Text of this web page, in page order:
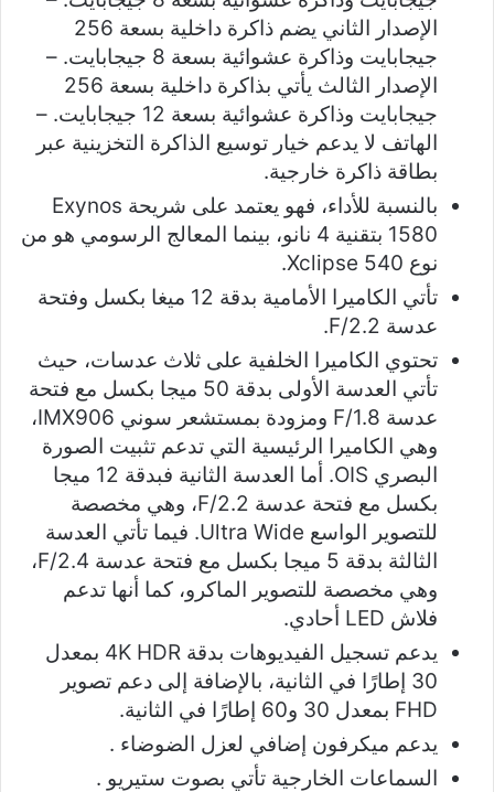
الإصدار الثاني يضم ذاكرة داخلية بسعة 256
جيجابايت وذاكرة عشوائية بسعة 8 جيجابايت. –
الإصدار الثالث يأتي بذاكرة داخلية بسعة 256
جيجابايت وذاكرة عشوائية بسعة 12 جيجابايت. –
الهاتف لا يدعم خيار توسيع الذاكرة التخزينية عبر
بطاقة ذاكرة خارجية.
بالنسبة للأداء، فهو يعتمد على شريحة Exynos
1580 بتقنية 4 نانو، بينما المعالج الرسومي هو من
نوع Xclipse 540.
تأتي الكاميرا الأمامية بدقة 12 ميغا بكسل وفتحة
عدسة F/2.2.
تحتوي الكاميرا الخلفية على ثلاث عدسات، حيث
تأتي العدسة الأولى بدقة 50 ميجا بكسل مع فتحة
عدسة F/1.8 ومزودة بمستشعر سوني IMX906،
وهي الكاميرا الرئيسية التي تدعم تثبيت الصورة
البصري OIS. أما العدسة الثانية فبدقة 12 ميجا
بكسل مع فتحة عدسة F/2.2، وهي مخصصة
للتصوير الواسع Ultra Wide. فيما تأتي العدسة
الثالثة بدقة 5 ميجا بكسل مع فتحة عدسة F/2.4،
وهي مخصصة للتصوير الماكرو، كما أنها تدعم
فلاش LED أحادي.
يدعم تسجيل الفيديوهات بدقة 4K HDR بمعدل
30 إطارًا في الثانية، بالإضافة إلى دعم تصوير
FHD بمعدل 30 و60 إطارًا في الثانية.
يدعم ميكرفون إضافي لعزل الضوضاء .
السماعات الخارجية تأتي بصوت ستيريو .